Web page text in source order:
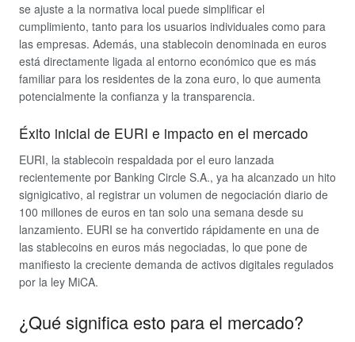
se ajuste a la normativa local puede simplificar el
cumplimiento, tanto para los usuarios individuales como para
las empresas. Además, una stablecoin denominada en euros
está directamente ligada al entorno económico que es más
familiar para los residentes de la zona euro, lo que aumenta
potencialmente la confianza y la transparencia.
Éxito inicial de EURI e impacto en el mercado
EURI, la stablecoin respaldada por el euro lanzada
recientemente por Banking Circle S.A., ya ha alcanzado un hito
signigicativo, al registrar un volumen de negociación diario de
100 millones de euros en tan solo una semana desde su
lanzamiento. EURI se ha convertido rápidamente en una de
las stablecoins en euros más negociadas, lo que pone de
manifiesto la creciente demanda de activos digitales regulados
por la ley MiCA.
¿Qué significa esto para el mercado?